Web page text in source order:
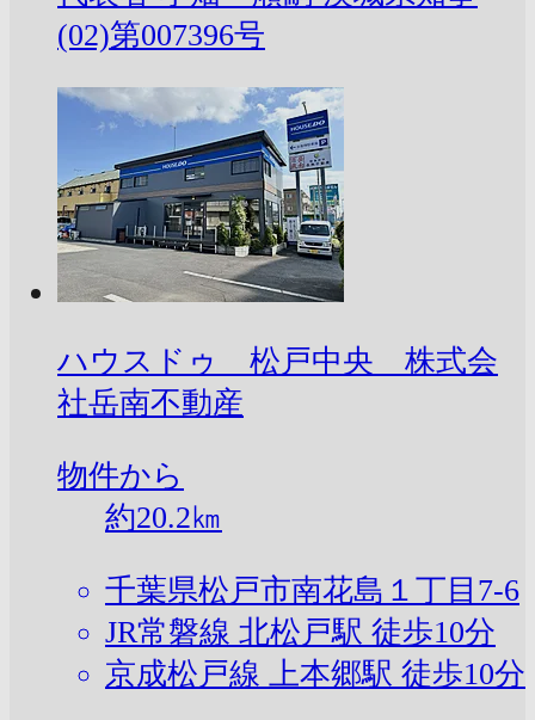
(02)第007396号
ハウスドゥ 松戸中央 株式会
社岳南不動産
物件から
約20.2㎞
千葉県松戸市南花島１丁目7-6
JR常磐線 北松戸駅 徒歩10分
京成松戸線 上本郷駅 徒歩10分